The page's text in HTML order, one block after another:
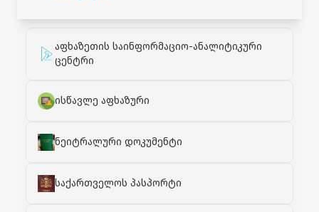
აფხაზეთის საინფორმაციო-ანალიტიკური
ცენტრი
ისწავლე აფხაზური
ნეიტრალური დოკუმენტი
საქართველოს პასპორტი